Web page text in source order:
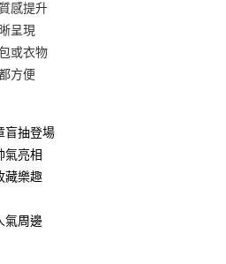
後才付款」的支付方式。 讓您購物簡單
卡、不需儲值。
證，即可結帳。
再付款。
)免運費
感提升
呈現
或衣物
方便
盲抽登場
氣亮相
藏樂趣
氣周邊